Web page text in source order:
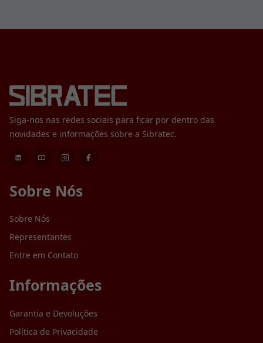
Siga-nos nas redes sociais para ficar por dentro das
novidades e informações sobre a Sibratec.
Sobre Nós
Sobre Nós
Representantes
Entre em Contato
Informações
Garantia e Devoluções
Política de Privacidade